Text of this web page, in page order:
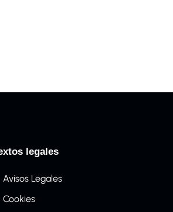
legales
Avisos Legales
Cookies